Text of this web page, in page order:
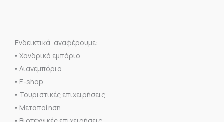
Ενδεικτικά, αναφέρουμε:
• Χονδρικό εμπόριο
• Λιανεμπόριο
• E-shop
• Τουριστικές επιχειρήσεις
• Μεταποίηση